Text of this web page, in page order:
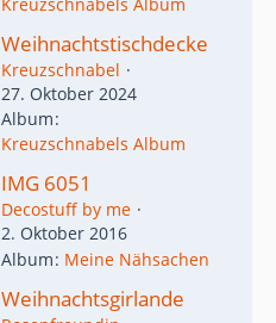
Weihnachtstischdecke
Kreuzschnabel
27. Oktober 2024
Album
Kreuzschnabels Album
IMG 6051
Decostuff by me
2. Oktober 2016
Album Meine Nähsachen
Weihnachtsgirlande